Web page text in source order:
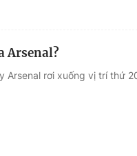
Arsenal?
Arsenal rơi xuống vị trí thứ